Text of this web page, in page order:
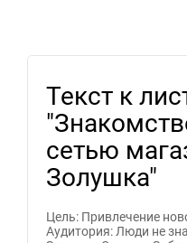
Текст к
сетью
Золушка"
Цель: Привлечение
Аудитория: Люди не